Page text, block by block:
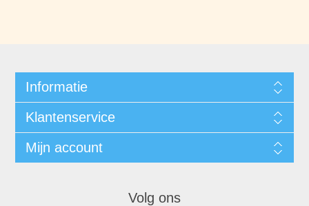
Informatie
Klantenservice
Mijn account
Volg ons